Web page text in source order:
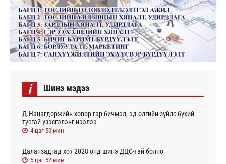
i Шинэ мэдээ
Д.Нацагдоржийн ховор гар бичмэл, эд өлгийн зүйлс бүхий
тусгай үзэсгэлэнг нээлээ
4 цаг 50 мин
Даланзадгад хот 2028 онд шинэ ДЦС-тай болно
5 цаг 52 мин